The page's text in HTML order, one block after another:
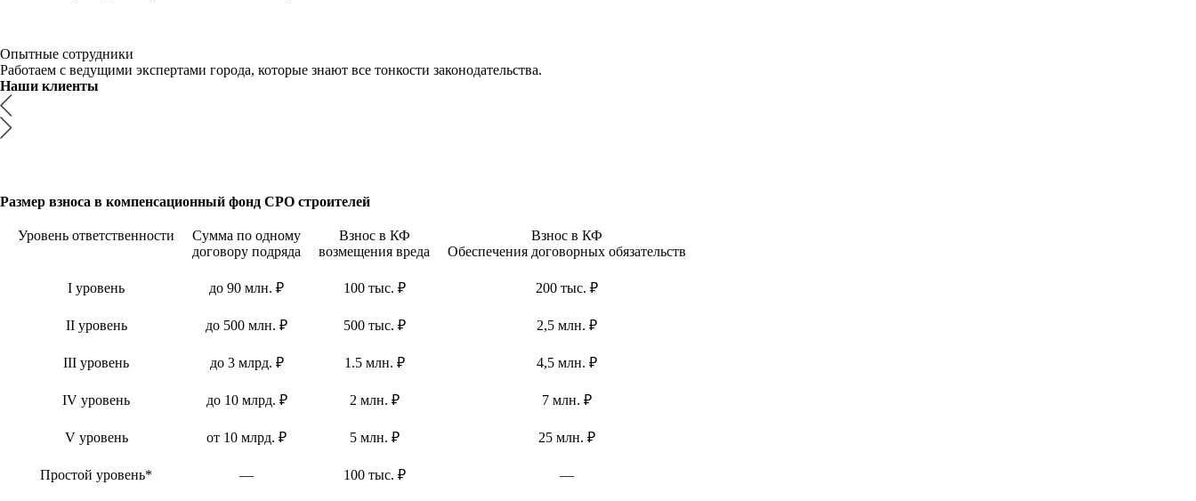
Опытные сотрудники
Работаем с ведущими экспертами города, которые знают все тонкости законодательства.
Наши клиенты
Размер взноса в компенсационный фонд СРО строителей
Уровень ответственности
Сумма по одному
договору подряда
Взнос в КФ
возмещения вреда
Взнос в КФ
Обеспечения договорных обязательств
I уровень до 90 млн. ₽ 100 тыс. ₽ 200 тыс. ₽
II уровень до 500 млн. ₽ 500 тыс. ₽ 2,5 млн. ₽
III уровень до 3 млрд. ₽ 1.5 млн. ₽ 4,5 млн. ₽
IV уровень до 10 млрд. ₽ 2 млн. ₽ 7 млн. ₽
V уровень от 10 млрд. ₽ 5 млн. ₽ 25 млн. ₽
Простой уровень* — 100 тыс. ₽ —